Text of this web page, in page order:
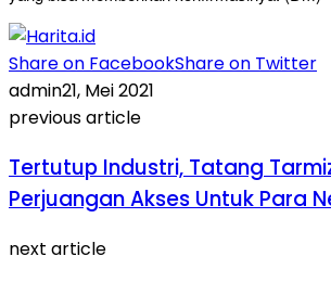
Share on FacebookShare on Twitter
admin21, Mei 2021
previous article
Tertutup Industri, Tatang
Perjuangan Akses Untuk Para
next article